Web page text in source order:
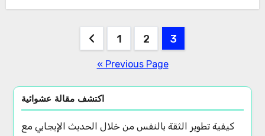
pagination
1 2 3
« Previous Page
اكتشف مقالة عشوائية
كيفية تطوير الثقة بالنفس من خلال الحديث الإيجابي مع